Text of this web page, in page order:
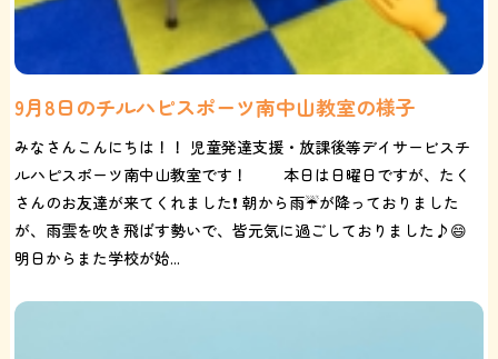
9月8日のチルハピスポーツ南中山教室の様子
みなさんこんにちは！！ 児童発達支援・放課後等デイサービスチ
ルハピスポーツ南中山教室です！ 本日は日曜日ですが、たく
さんのお友達が来てくれました❗️ 朝から雨☔が降っておりました
が、雨雲を吹き飛ばす勢いで、皆元気に過ごしておりました♪😄
明日からまた学校が始...